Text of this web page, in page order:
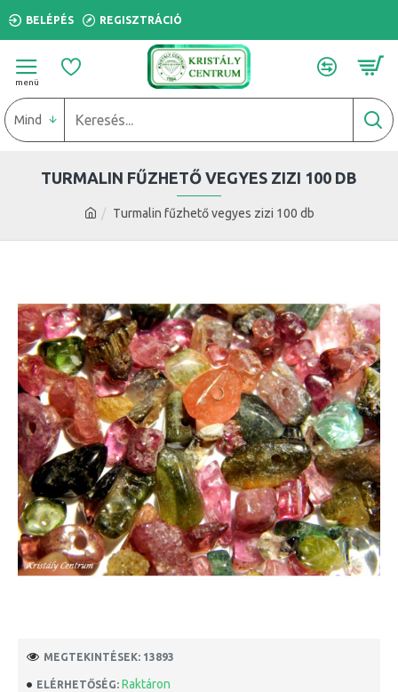
BELÉPÉS REGISZTRÁCIÓ
Mind
Turmalin fűzhető vegyes zizi 100 db
TURMALIN FŰZHETŐ VEGYES ZIZI 100 DB
ELÉRHETŐSÉG: Raktáron
MEGTEKINTÉSEK: 13893